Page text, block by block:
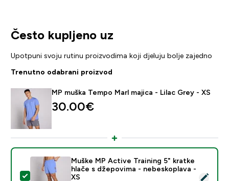
Često kupljeno uz
Upotpuni svoju rutinu proizvodima koji djeluju bolje zajedno
Trenutno odabrani proizvod
MP muška Tempo Marl majica - Lilac Grey - XS
30.00€‎
Odaberi ovaj proizvod - Muške MP Active Training 5"
Muške MP Active Training 5" kratke
hlače s džepovima - nebeskoplava -
XS